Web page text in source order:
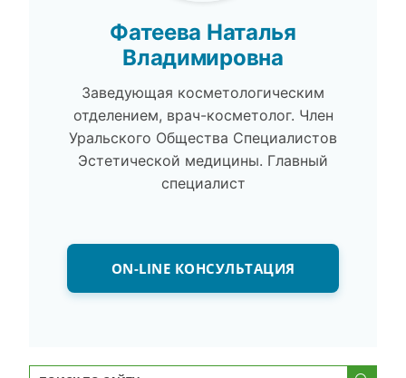
Фатеева Наталья
Владимировна
Заведующая косметологическим
отделением, врач-косметолог. Член
Уральского Общества Специалистов
Эстетической медицины. Главный
специалист
ON-LINE КОНСУЛЬТАЦИЯ